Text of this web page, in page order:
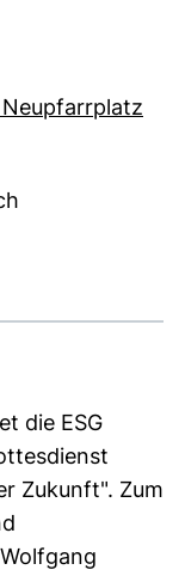
die ESG
Zukunft". Zum